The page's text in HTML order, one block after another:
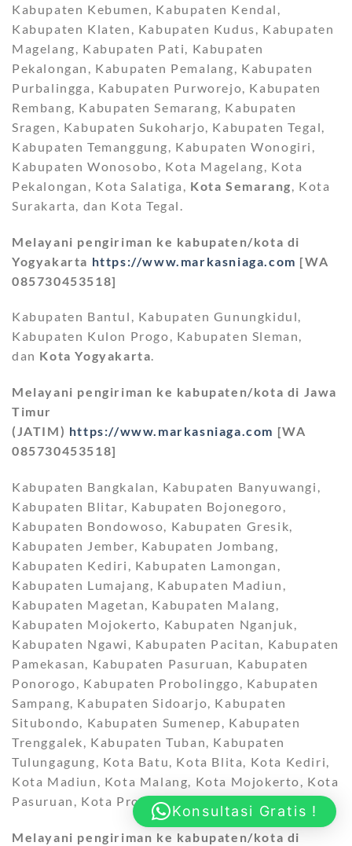
Kabupaten Kebumen, Kabupaten Kendal,
Kabupaten Klaten, Kabupaten Kudus, Kabupaten
Magelang, Kabupaten Pati, Kabupaten
Pekalongan, Kabupaten Pemalang, Kabupaten
Purbalingga, Kabupaten Purworejo, Kabupaten
Rembang, Kabupaten Semarang, Kabupaten
Sragen, Kabupaten Sukoharjo, Kabupaten Tegal,
Kabupaten Temanggung, Kabupaten Wonogiri,
Kabupaten Wonosobo, Kota Magelang, Kota
Pekalongan, Kota Salatiga, Kota Semarang
, Kota
Surakarta, dan Kota Tegal.
Melayani pengiriman ke kabupaten/kota di
Yogyakarta https://www.markasniaga.com [WA
085730453518]
Kabupaten Bantul, Kabupaten Gunungkidul,
Kabupaten Kulon Progo, Kabupaten Sleman,
dan Kota Yogyakarta.
Melayani pengiriman ke kabupaten/kota di Jawa
Timur
(JATIM) https://www.markasniaga.com [WA
085730453518]
Kabupaten Bangkalan, Kabupaten Banyuwangi,
Kabupaten Blitar, Kabupaten Bojonegoro,
Kabupaten Bondowoso, Kabupaten Gresik,
Kabupaten Jember, Kabupaten Jombang,
Kabupaten Kediri, Kabupaten Lamongan,
Kabupaten Lumajang, Kabupaten Madiun,
Kabupaten Magetan, Kabupaten Malang,
Kabupaten Mojokerto, Kabupaten Nganjuk,
Kabupaten Ngawi, Kabupaten Pacitan, Kabupaten
Pamekasan, Kabupaten Pasuruan, Kabupaten
Ponorogo, Kabupaten Probolinggo, Kabupaten
Sampang, Kabupaten Sidoarjo, Kabupaten
Situbondo, Kabupaten Sumenep, Kabupaten
Trenggalek, Kabupaten Tuban, Kabupaten
Tulungagung, Kota Batu, Kota Blita, Kota Kediri,
Kota Madiun, Kota Malang, Kota Mojokerto, Kota
Pasuruan, Kota Probolinggo, danKota Surabaya.
Melayani pengiriman ke kabupaten/kota di
Konsultasi Gratis !